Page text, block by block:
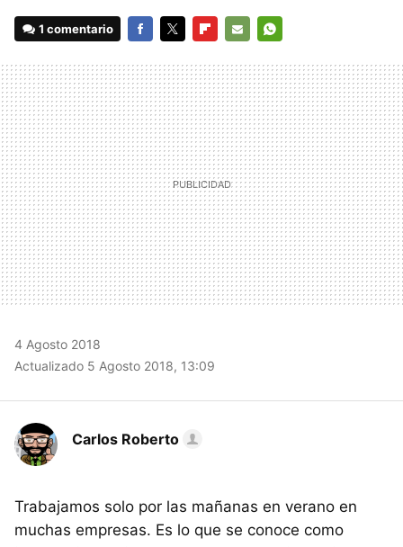
1 comentario
MAIL
4 Agosto 2018
Actualizado 5 Agosto 2018, 13:09
Carlos Roberto
Trabajamos solo por las mañanas en verano en
muchas empresas. Es lo que se conoce como